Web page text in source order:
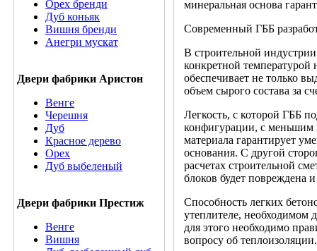
Орех бренди
Дуб коньяк
Вишня бренди
Анегри мускат
Двери фабрики Аристон
Венге
Черешня
Дуб
Красное дерево
Орех
Дуб выбеленый
Двери фабрики Престиж
Венге
Вишня
минеральная основа
Современный ГББ
В строительной индустрии
конкретной температурой
обеспечивает не только
объем сырого состава за
Легкость, с которой ГББ
конфигурации, с меньшим
материала гарантирует
основания. С другой
расчетах строительной
блоков будет повреждена
Способность легких
утеплителе, необходимом
для этого необходимо
вопросу об